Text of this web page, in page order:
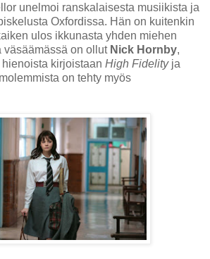
unelmoi ranskalaisesta musiikista ja
Oxfordissa. Hän on kuitenkin
ulos ikkunasta yhden miehen
väsäämässä on ollut Nick Hornby,
kirjoistaan High Fidelityja
on tehty myös